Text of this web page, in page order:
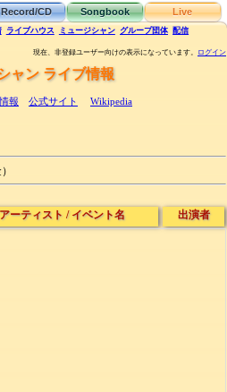
Record/CD Songbook Live
ライブハウス ミュージシャン グループ団体 配信
現在、非登録ユーザー向けの表示になっています。 ログイン
ャン ライブ情報
報 公式サイト Wikipedia
アーティスト / イベント名
出演者